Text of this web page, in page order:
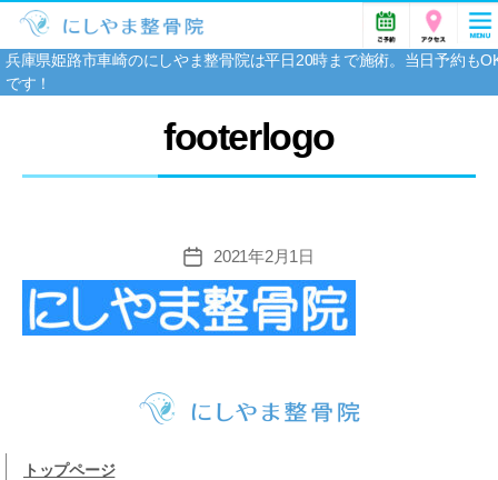
兵庫県姫路市車崎のにしやま整骨院は平日20時まで施術。当日予約も
です！
footerlogo
投
稿
日
2021年2月1日
トップページ